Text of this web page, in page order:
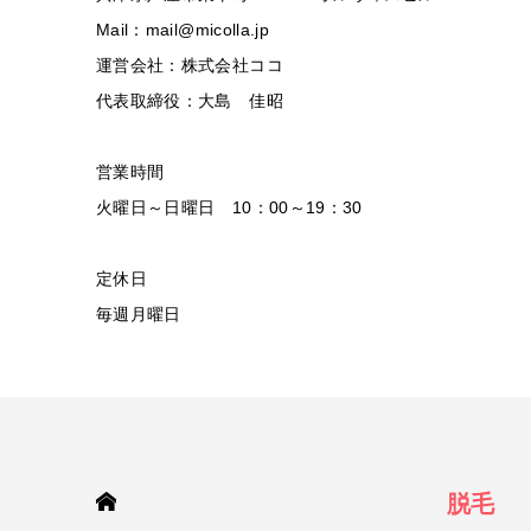
Mail：mail@micolla.jp
運営会社：株式会社ココ
代表取締役：大島 佳昭
営業時間
火曜日～日曜日 10：00～19：30
定休日
毎週月曜日
脱毛